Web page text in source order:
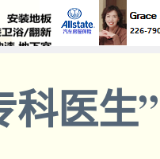
科医生